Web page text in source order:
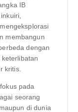
IB
membangun
dengan
kritis.
pada
seorang
di dunia